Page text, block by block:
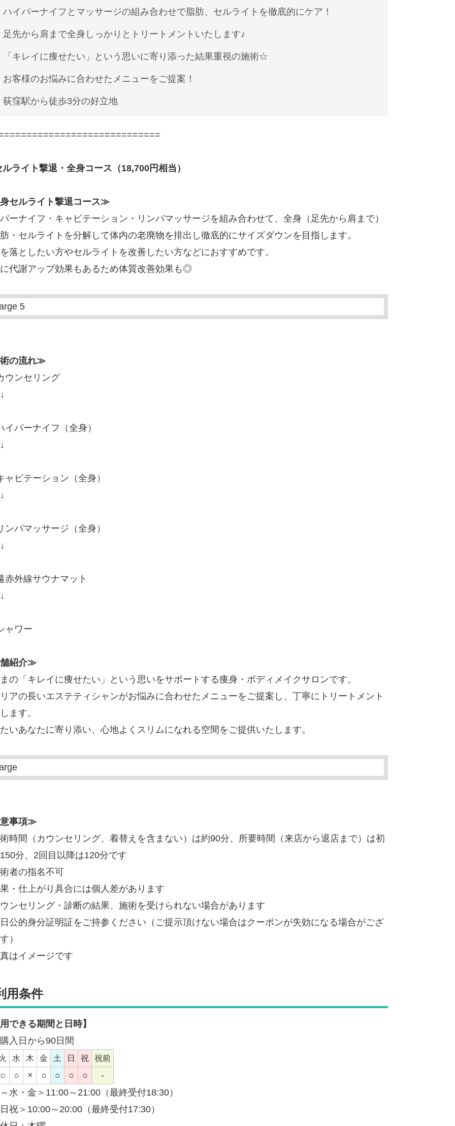
ハイパーナイフとマッサージの組み合わせで脂肪、セルライトを徹底的にケア！
足先から肩まで全身しっかりとトリートメントいたします♪
「キレイに痩せたい」という思いに寄り添った結果重視の施術☆
お客様のお悩みに合わせたメニューをご提案！
荻窪駅から徒歩3分の好立地
ライト撃退・全身コース（18,700円相当）
セルライト撃退コース≫
ーナイフ・キャビテーション・リンパマッサージを組み合わせて、全身（足先から肩まで）
・セルライトを分解して体内の老廃物を排出し徹底的にサイズダウンを目指します。
落としたい方やセルライトを改善したい方などにおすすめです。
代謝アップ効果もあるため体質改善効果も◎
の流れ≫
ウンセリング
イパーナイフ（全身）
ャビテーション（全身）
ンパマッサージ（全身）
赤外線サウナマット
ャワー
紹介≫
の「キレイに痩せたい」という思いをサポートする痩身・ボディメイクサロンです。
アの長いエステティシャンがお悩みに合わせたメニューをご提案し、丁寧にトリートメント
ます。
いあなたに寄り添い、心地よくスリムになれる空間をご提供いたします。
事項≫
時間（カウンセリング、着替えを含まない）は約90分、所要時間（来店から退店まで）は初
分、2回目以降は120分です
者の指名不可
・仕上がり具合には個人差があります
ンセリング・診断の結果、施術を受けられない場合があります
公的身分証明証をご持参ください（ご提示頂けない場合はクーポンが失効になる場合がござ
）
はイメージです
用条件
できる期間と日時】
入日から90日間
水 木 金 土 日 祝 祝前
○ ○ × ○ ○ ○ ○
-
水・金＞11:00～21:00（最終受付18:30）
祝＞10:00～20:00（最終受付17:30）